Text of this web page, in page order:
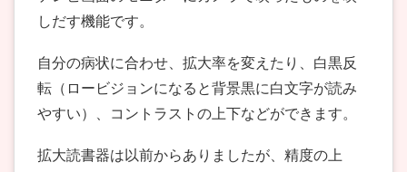
しだす機能です。
自分の病状に合わせ、拡大率を変えたり、白黒反
転（ロービジョンになると背景黒に白文字が読み
やすい）、コントラストの上下などができます。
拡大読書器は以前からありましたが、精度の上